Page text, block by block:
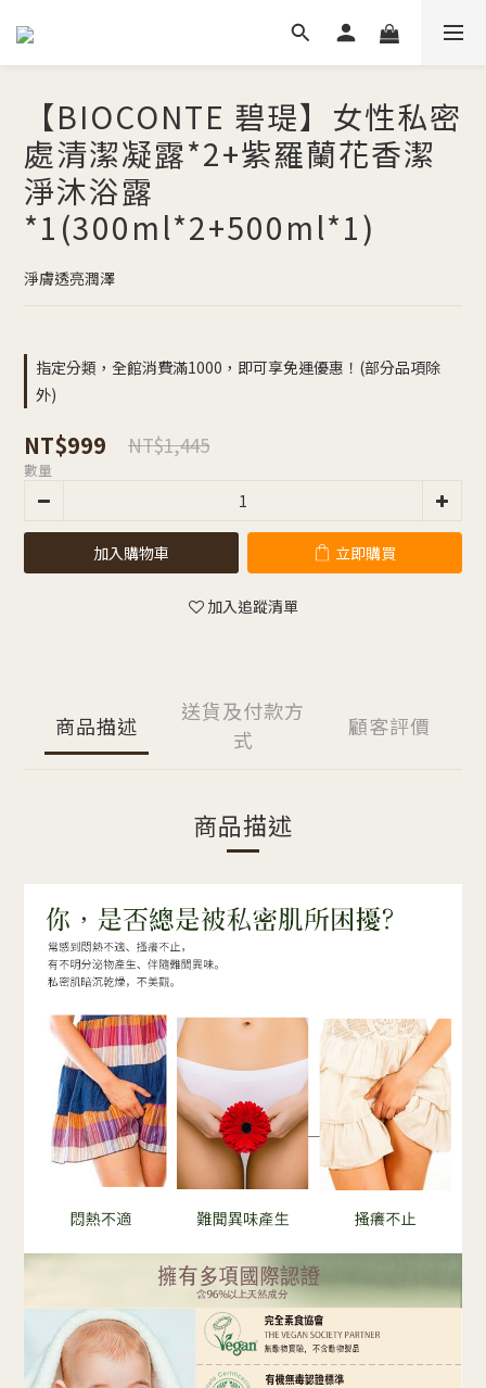
【BIOCONTE 碧瑅】女性私密
處清潔凝露*2+紫羅蘭花香潔
淨沐浴露
*1(300ml*2+500ml*1)
淨膚透亮潤澤
指定分類，全館消費滿1000，即可享免運優惠！(部分品項除
外)
NT$999 NT$1,445
數量
加入購物車 立即購買
加入追蹤清單
商品描述
送貨及付款方
式
顧客評價
商品描述